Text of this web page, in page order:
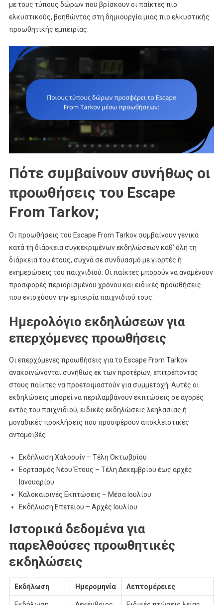
με τους τύπους δώρων που βρίσκουν οι παίκτες πιο
ελκυστικούς, βοηθώντας στη δημιουργία μιας πιο ελκυστικής
προωθητικής εμπειρίας.
Πότε συμβαίνουν συνήθως οι
προωθήσεις του Escape
From Tarkov;
Οι προωθήσεις του Escape From Tarkov συμβαίνουν γενικά
κατά τη διάρκεια συγκεκριμένων εκδηλώσεων καθ’ όλη τη
διάρκεια του έτους, συχνά σε συνδυασμό με γιορτές ή
ενημερώσεις του παιχνιδιού. Οι παίκτες μπορούν να αναμένουν
προσφορές περιορισμένου χρόνου και ειδικές προωθήσεις
που ενισχύουν την εμπειρία παιχνιδιού τους.
Ημερολόγιο εκδηλώσεων για
επερχόμενες προωθήσεις
Οι επερχόμενες προωθήσεις για το Escape From Tarkov
ανακοινώνονται συνήθως εκ των προτέρων, επιτρέποντας
στους παίκτες να προετοιμαστούν για συμμετοχή. Αυτές οι
εκδηλώσεις μπορεί να περιλαμβάνουν εκπτώσεις σε αγορές
εντός του παιχνιδιού, ειδικές εκδηλώσεις λεηλασίας ή
μοναδικές προκλήσεις που προσφέρουν αποκλειστικές
ανταμοιβές.
Εκδήλωση Χαλοουίν – Τέλη Οκτωβρίου
Εορτασμός Νέου Έτους – Τέλη Δεκεμβρίου έως αρχές
Ιανουαρίου
Καλοκαιρινές Εκπτώσεις – Μέσα Ιουλίου
Εκδήλωση Επετείου – Αρχές Ιουλίου
Ιστορικά δεδομένα για
παρελθούσες προωθητικές
εκδηλώσεις
Εκδήλωση Ημερομηνία Λεπτομέρειες